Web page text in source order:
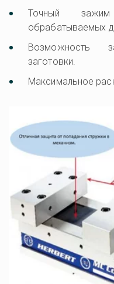
Точный
обрабатываемых
Возможность
заготовки.
Максимальное